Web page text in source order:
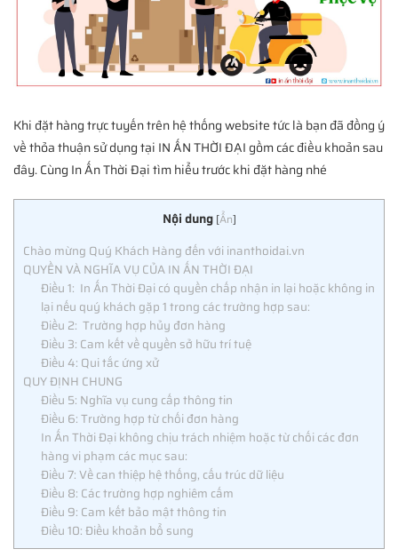
Khi đặt hàng trực tuyến trên hệ thống website tức là bạn đã đồng ý
về thỏa thuận sử dụng tại IN ẤN THỜI ĐẠI gồm các điều khoản sau
đây. Cùng In Ấn Thời Đại tìm hiểu trước khi đặt hàng nhé
Nội dung [Ẩn]
Chào mừng Quý Khách Hàng đến với inanthoidai.vn
QUYỀN VÀ NGHĨA VỤ CỦA IN ẤN THỜI ĐẠI
Điều 1: In Ấn Thời Đại có quyền chấp nhận in lại hoặc không in
lại nếu quý khách gặp 1 trong các trường hợp sau:
Điều 2: Trường hợp hủy đơn hàng
Điều 3: Cam kết về quyền sở hữu trí tuệ
Điều 4: Qui tắc ứng xử
QUY ĐỊNH CHUNG
Điều 5: Nghĩa vụ cung cấp thông tin
Điều 6: Trường hợp từ chối đơn hàng
In Ấn Thời Đại không chịu trách nhiệm hoặc từ chối các đơn
hàng vi phạm các mục sau:
Điều 7: Về can thiệp hệ thống, cấu trúc dữ liệu
Điều 8: Các trường hợp nghiêm cấm
Điều 9: Cam kết bảo mật thông tin
Điều 10: Điều khoản bổ sung